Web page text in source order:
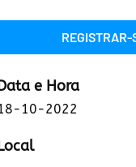
REGISTRAR-
e Hora
10-2022